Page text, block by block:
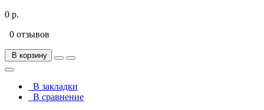
0 р.
0 отзывов
В корзину
В закладки
В сравнение